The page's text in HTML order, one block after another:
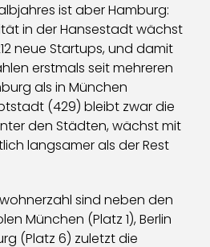
ist aber Hamburg:
in der Hansestadt wächst
neue Startups, und damit
erstmals seit mehreren
als in München
(429) bleibt zwar die
den Städten, wächst mit
langsamer als der Rest
sind neben den
München (Platz 1), Berlin
(Platz 6) zuletzt die